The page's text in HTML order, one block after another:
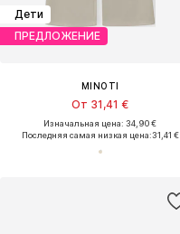
Дети
ПРЕДЛОЖЕНИЕ
MINOTI
От 31,41 €
Изначальная цена: 34,90 €
Последняя самая низкая цена:31,41 €